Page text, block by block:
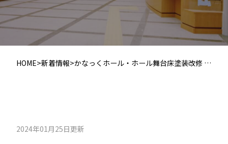
HOME>新着情報>かなっくホール・ホール舞台床塗装改修 そ
2024年01月25日更新